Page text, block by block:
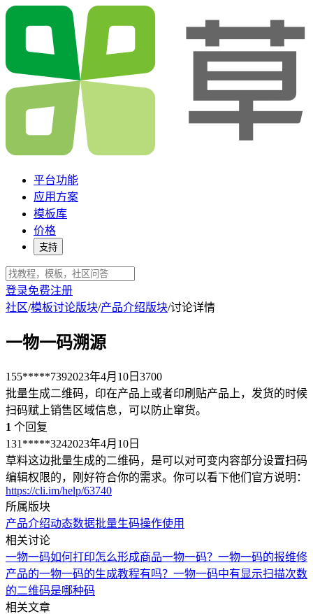
平台功能
应用方案
模板库
价格
支持
登录免费注册
社区/模板讨论版块/产品介绍版块/讨论详情
一物一码溯源
155*****7392023年4月10日 3700
批量生成二维码，印在产品上或者印刷贴产品上，发货的时候
扫码赋上销售区域信息，可以防止窜货。
1 个回复
131*****3242023年4月10日
草料这边批量生成的二维码，是可以对可变内容部分设置扫码
编辑权限的，刚好符合你的需求。你可以看下他们官方说明：
https://cli.im/help/63740
所属版块
产品介绍动态数据批量生码操作使用
相关讨论
一物一码如何打印怎么形成商品一物一码？ 一物一码的报维修
产品的一物一码的生成教程有吗？ 一物一码中有显示扫描次数
的二维码是哪种码
相关文章